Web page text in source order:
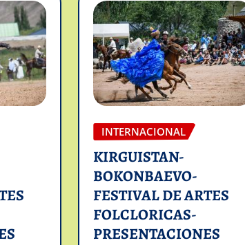
INTERNACIONAL
KIRGUISTAN-
BOKONBAEVO-
FESTIVAL DE ARTES
FOLCLORICAS-
PRESENTACIONES